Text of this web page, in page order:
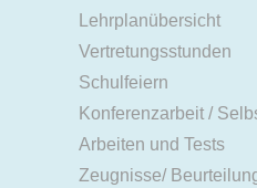
Lehrplanübersicht
Vertretungsstunden
Schulfeiern
Konferenzarbeit /
Arbeiten und Tests
Zeugnisse/